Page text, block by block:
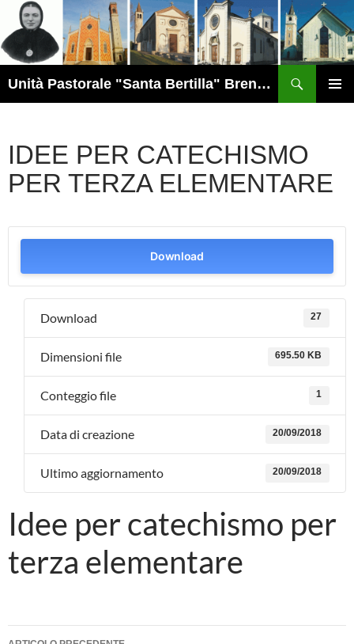
contenuto
Unità Pastorale "Santa Bertilla" Brendola
IDEE PER CATECHISMO
PER TERZA ELEMENTARE
Download
Download 27
Dimensioni file 695.50 KB
Conteggio file 1
Data di creazione 20/09/2018
Ultimo aggiornamento 20/09/2018
Idee per catechismo per
terza elementare
Navigazione